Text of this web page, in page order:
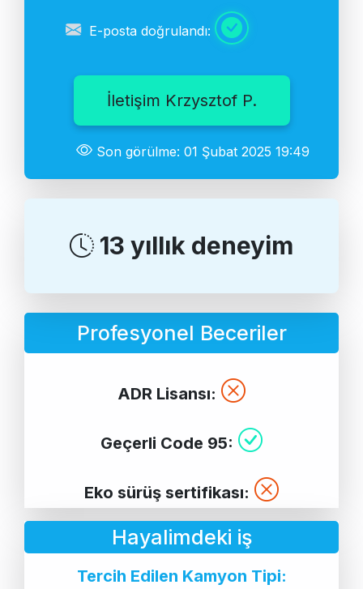
E-posta doğrulandı:
İletişim Krzysztof P.
Son görülme: 01 Şubat 2025 19:49
13 yıllık deneyim
Profesyonel Beceriler
ADR Lisansı:
Geçerli Code 95:
Eko sürüş sertifikası:
Hayalimdeki iş
Tercih Edilen Kamyon Tipi: